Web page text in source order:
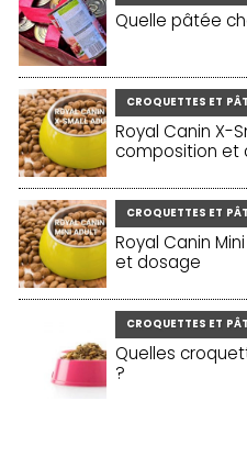
Quelle pâtée
CROQUETTES ET
Royal Canin X-
composition et
CROQUETTES ET
Royal Canin
et dosage
CROQUETTES ET
Quelles
?